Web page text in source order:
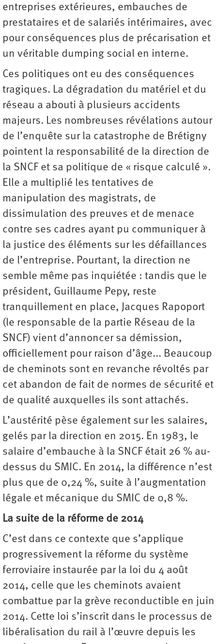
entreprises extérieures, embauches de
prestataires et de salariés intérimaires, avec
pour conséquences plus de précarisation et
un véritable dumping social en interne.
Ces politiques ont eu des conséquences
tragiques. La dégradation du matériel et du
réseau a abouti à plusieurs accidents
majeurs. Les nombreuses révélations autour
de l’enquête sur la catastrophe de Brétigny
pointent la responsabilité de la direction de
la SNCF et sa politique de « risque calculé ».
Elle a multiplié les tentatives de
manipulation des magistrats, de
dissimulation des preuves et de menace
contre ses cadres ayant pu communiquer à
la justice des éléments sur les défaillances
de l’entreprise. Pourtant, la direction ne
semble même pas inquiétée : tandis que le
président, Guillaume Pepy, reste
tranquillement en place, Jacques Rapoport
(le responsable de la partie Réseau de la
SNCF) vient d’annoncer sa démission,
officiellement pour raison d’âge... Beaucoup
de cheminots sont en revanche révoltés par
cet abandon de fait de normes de sécurité et
de qualité auxquelles ils sont attachés.
L’austérité pèse également sur les salaires,
gelés par la direction en 2015. En 1983, le
salaire d’embauche à la SNCF était 26 % au-
dessus du SMIC. En 2014, la différence n’est
plus que de 0,24 %, suite à l’augmentation
légale et mécanique du SMIC de 0,8 %.
La suite de la réforme de 2014
C’est dans ce contexte que s’applique
progressivement la réforme du système
ferroviaire instaurée par la loi du 4 août
2014, celle que les cheminots avaient
combattue par la grève reconductible en juin
2014. Cette loi s’inscrit dans le processus de
libéralisation du rail à l’œuvre depuis les